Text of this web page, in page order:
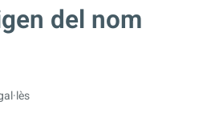
del nom